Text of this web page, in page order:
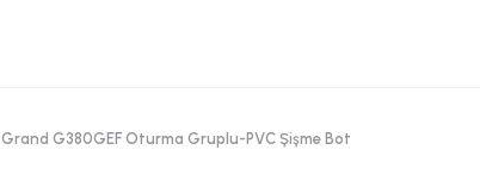
Grand G380GEF Oturma Gruplu-PVC Şişme Bot